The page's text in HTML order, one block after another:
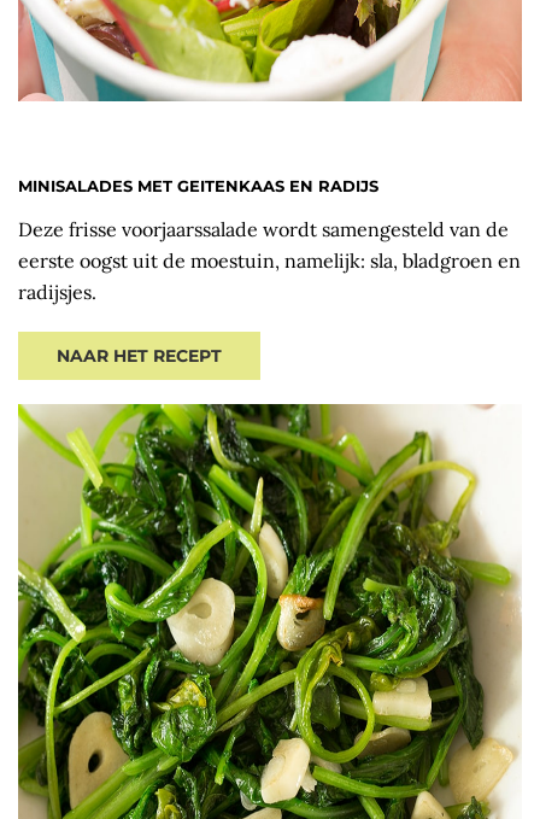
MINISALADES MET GEITENKAAS EN RADIJS
Deze frisse voorjaarssalade wordt samengesteld van de
eerste oogst uit de moestuin, namelijk: sla, bladgroen en
radijsjes.
NAAR HET RECEPT